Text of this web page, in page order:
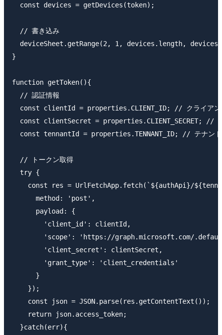
  const devices = getDevices(token);
  // 書き込み
deviceSheet.getRange(2, 1, devices.length,
}
function getToken(){
  // 認証情報
const clientId = properties.CLIENT_ID; // クライアン
const clientSecret = properties.CLIENT_SECRET; // ク
const tennantId = properties.TENNANT_ID; // テナン
  // トークン取得
  try {
const res = UrlFetchApp.fetch(`${authApi}/
      method: 'post',
      payload: {
        'client_id': clientId,
'scope': 'https://graph.microsoft.com/
        'client_secret': clientSecret,
        'grant_type': 'client_credentials'
      }
    });
    const json = JSON.parse(res.getContentText());
    return json.access_token;
  }catch(err){